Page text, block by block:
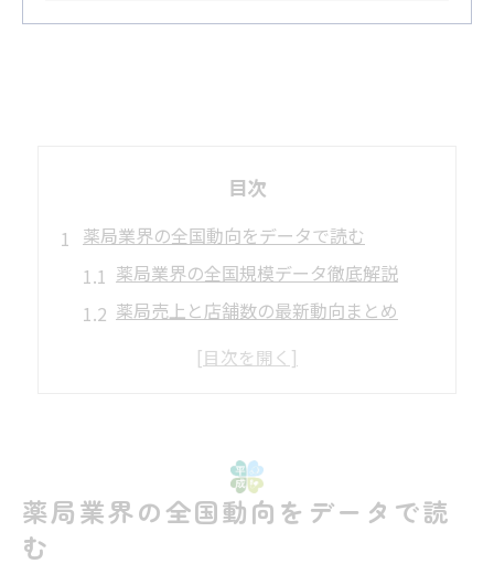
目次
薬局業界の全国動向をデータで読む
薬局業界の全国規模データ徹底解説
薬局売上と店舗数の最新動向まとめ
調剤薬局ランキングによる業界把握法
全国規模で見た薬局の現状分析
薬局の全国分布と現状のポイント解説
薬局業界の全国動向をデータで読
む